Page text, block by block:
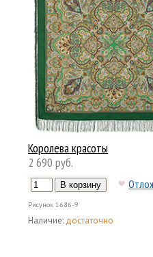
Королева красоты
2 690 руб.
Рисунок 1686-9
Наличие: достаточно